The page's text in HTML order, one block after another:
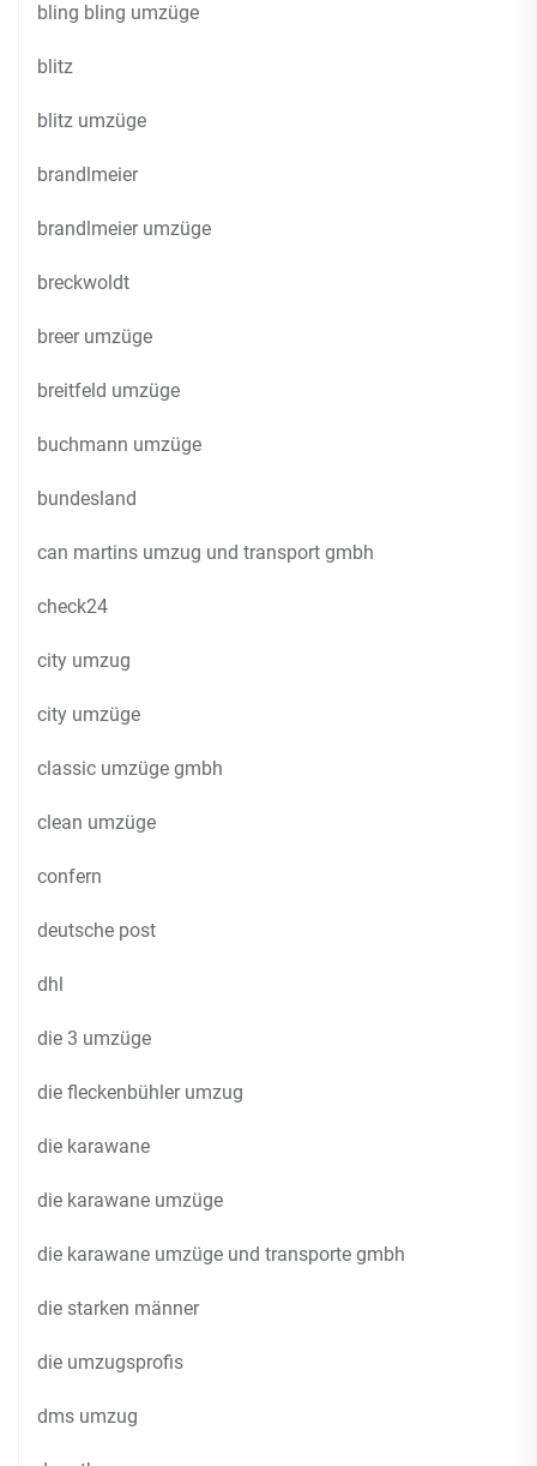
bling bling umzüge
blitz
blitz umzüge
brandlmeier
brandlmeier umzüge
breckwoldt
breer umzüge
breitfeld umzüge
buchmann umzüge
bundesland
can martins umzug und transport gmbh
check24
city umzug
city umzüge
classic umzüge gmbh
clean umzüge
confern
deutsche post
dhl
die 3 umzüge
die fleckenbühler umzug
die karawane
die karawane umzüge
die karawane umzüge und transporte gmbh
die starken männer
die umzugsprofis
dms umzug